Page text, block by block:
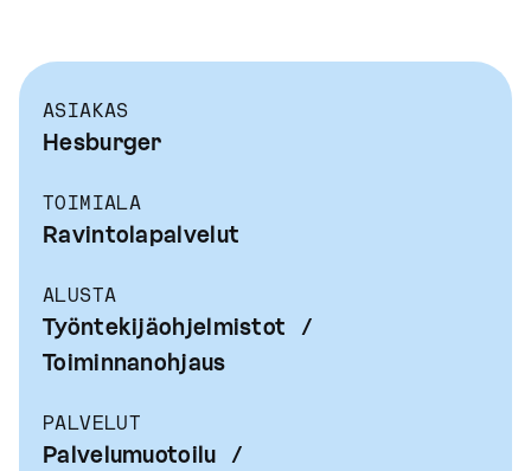
ASIAKAS
Hesburger
TOIMIALA
Ravintolapalvelut
ALUSTA
Työntekijäohjelmistot /
Toiminnanohjaus
PALVELUT
Palvelumuotoilu /